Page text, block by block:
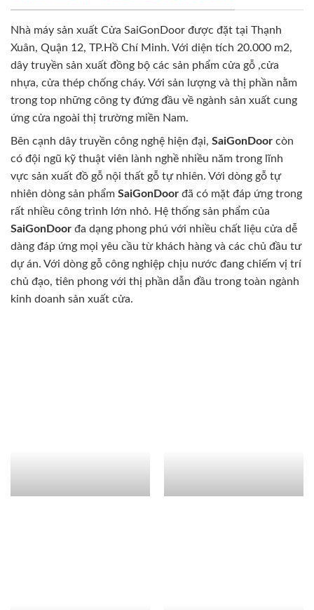
Nhà máy sản xuất Cửa SaiGonDoor được đặt tại Thạnh
Xuân, Quận 12, TP.Hồ Chí Minh. Với diện tích 20.000 m2,
dây truyền sản xuất đồng bộ các sản phẩm cửa gỗ ,cửa
nhựa, cửa thép chống cháy. Với sản lượng và thị phần nằm
trong top những công ty đứng đầu về ngành sản xuất cung
ứng cửa ngoài thị trường miền Nam.
Bên cạnh dây truyền công nghệ hiện đại, SaiGonDoor còn
có đội ngũ kỹ thuật viên lành nghề nhiều năm trong lĩnh
vực sản xuất đồ gỗ nội thất gỗ tự nhiên. Với dòng gỗ tự
nhiên dòng sản phẩm SaiGonDoor đã có mặt đáp ứng trong
rất nhiều công trình lớn nhỏ. Hệ thống sản phẩm của
SaiGonDoor đa dạng phong phú với nhiều chất liệu cửa dễ
dàng đáp ứng mọi yêu cầu từ khách hàng và các chủ đầu tư
dự án. Với dòng gỗ công nghiệp chịu nước đang chiếm vị trí
chủ đạo, tiên phong với thị phần dẫn đầu trong toàn ngành
kinh doanh sản xuất cửa.